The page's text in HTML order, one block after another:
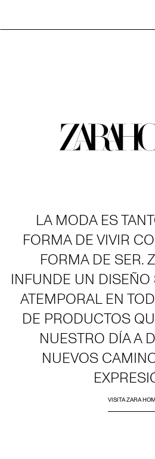
LA MODA ES
FORMA DE VIVIR
FORMA DE SER.
INFUNDE UN
ATEMPORAL EN
DE PRODUCTOS
NUESTRO DÍA A
NUEVOS
VISITA ZARA